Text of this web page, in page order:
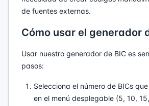
de fuentes externas.
Cómo usar el generador
Usar nuestro generador de BIC es
pasos:
Selecciona el número de BICs
en el menú desplegable (5, 10,